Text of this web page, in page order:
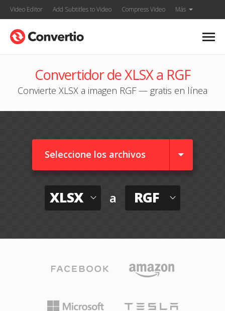
Video Editor Add Subtitles to Video Compress Video Más
Convertidor de XLSX a RGF
Convierte XLSX a imagen RGF — gratis en línea
Seleccione los archivos
XLSX a RGF